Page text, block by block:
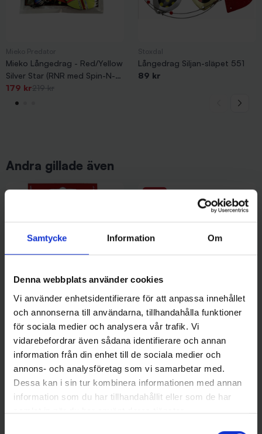
Samtycke Information Om
Denna webbplats använder cookies
Vi använder enhetsidentifierare för att anpassa innehållet
och annonserna till användarna, tillhandahålla funktioner
för sociala medier och analysera vår trafik. Vi
vidarebefordrar även sådana identifierare och annan
information från din enhet till de sociala medier och
annons- och analysföretag som vi samarbetar med.
Dessa kan i sin tur kombinera informationen med annan
information som du har tillhandahållit eller som de har
samlat in när du har använt deras tjänster.
Mieko Långedrag - Red/Yellow
Silver Star (RNR med Spin-N-
Glow)
179 kr
-18%
Långedrag Siljan-släpet 551
89 kr
Andra gillade även
G. Erikssons Fiske
G. Erikssons Långedrag OS-
149 kr
Mieko Predator
Mieko Långedrag - Purple
Glow)
179 kr
-18% 219 kr